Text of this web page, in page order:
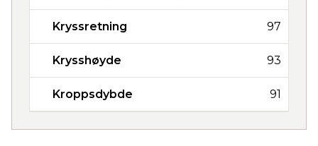
Kryssretning 97
Krysshøyde 93
Kroppsdybde 91